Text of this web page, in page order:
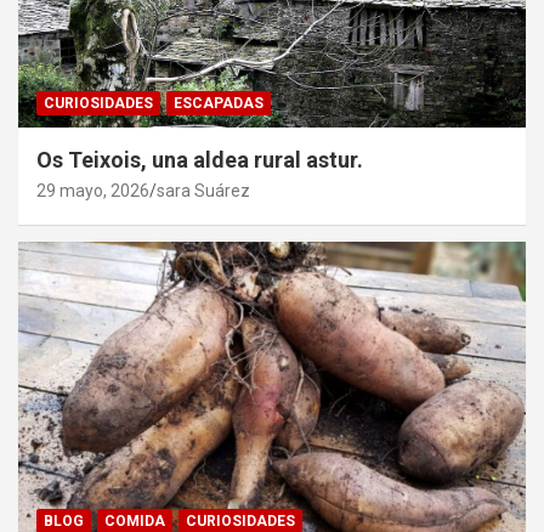
CURIOSIDADES ESCAPADAS
Os Teixois, una aldea rural astur.
29 mayo, 2026 sara Suárez
BLOG COMIDA CURIOSIDADES